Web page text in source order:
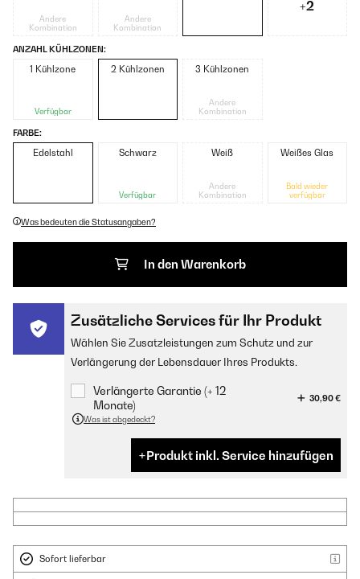
Andere
Kombination
Andere
Kombination
+2
ANZAHL KÜHLZONEN:
1 Kühlzone
Verfügbar
2 Kühlzonen 3 Kühlzonen
Andere
Kombination
FARBE:
Edelstahl Schwarz
Verfügbar
Weiß
Andere
Kombination
Weißes Glas
Bald wieder
verfügbar
Was bedeuten die Statusangaben?
In den Warenkorb
Zusätzliche Services für Ihr Produkt
Wählen Sie Zusatzleistungen zum Schutz und zur
Verlängerung der Lebensdauer Ihres Produkts.
Verlängerte Garantie (+ 12
Monate)
30,90 €
Was ist abgedeckt?
Produkt inkl. Service hinzufügen
Sofort lieferbar